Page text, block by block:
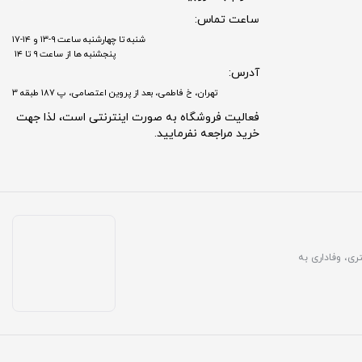
ساعت تماس:
شنبه تا چهارشنبه ساعت ۹-۱۳ و ۱۴-۱۷
پنجشنبه ها از ساعت ۹ تا ۱۴
آدرس:
تهران، خ فاطمی، بعد از پروین اعتصامی، پ 187 طبقه 3
فعالیت فروشگاه به صورت اینترنتی است، لذا جهت
خرید مراجعه نفرمایید.
وفاداری به